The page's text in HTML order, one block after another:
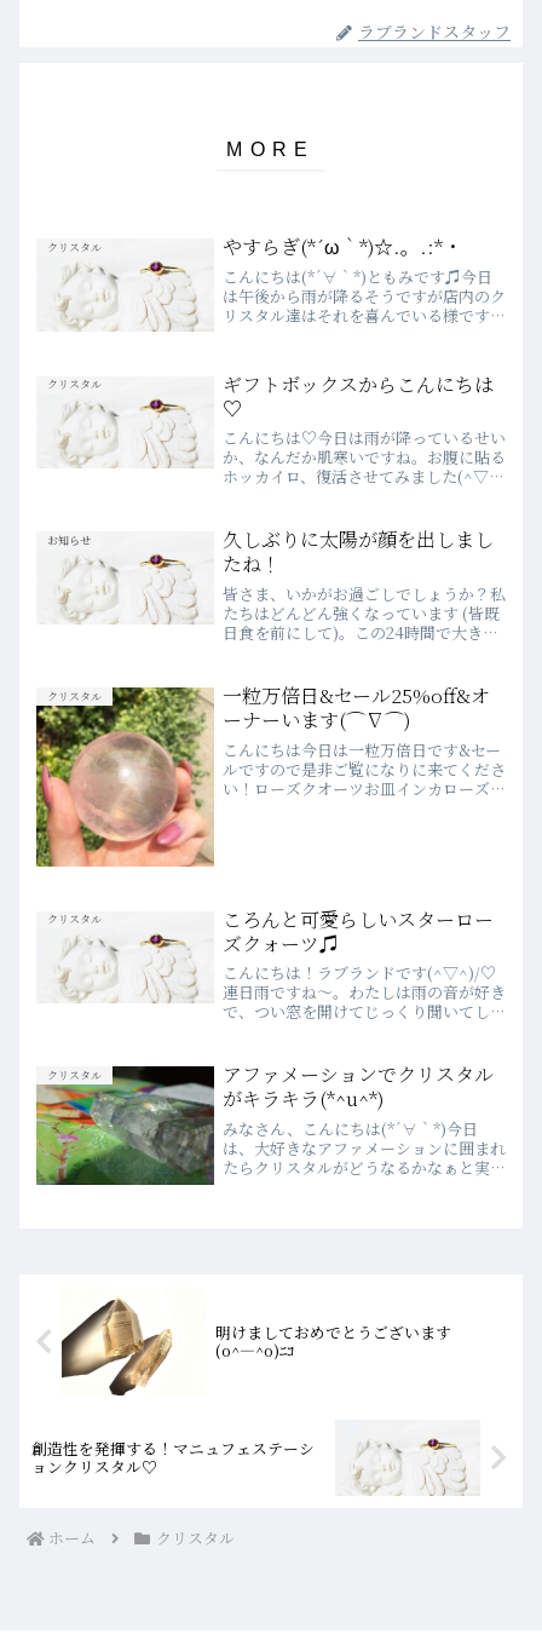
ラブランドスタッフ
クリスタル やすらぎ(*´ω｀*)☆.。.:*・
こんにちは(*´∀｀*)ともみです♫今日
は午後から雨が降るそうですが店内のク
リスタル達はそれを喜んでいる様ですﾟ
とも落ち着いた感じ。 とっても安らぎ
ますよ♡深...
クリスタル
ギフトボックスからこんにちは
♡
こんにちは♡今日は雨が降っているせい
か、なんだか肌寒いですね。お腹に貼る
ホッカイロ、復活させてみました(^▽^)
い♡ポーセラーツで作ったティファニー
ブルーのギフトボック...
お知らせ
久しぶりに太陽が顔を出しまし
たね！
皆さま、いかがお過ごしでしょうか？私
たちはどんどん強くなっています (皆既
日食を前にして)。この24時間で大きく
をしっかりと見ることができるようにな
ったのではないでしょ...
クリスタル
一粒万倍日&セール25%off&オ
ーナーいます(⌒∇⌒)
こんにちは今日は一粒万倍日です&セー
ルですので是非ご覧になりに来てくださ
い！ローズクオーツお皿インカローズル
クリスタル
ころんと可愛らしいスターロー
ズクォーツ♫
こんにちは！ラブランドです(^▽^)/♡
連日雨ですね～。わたしは雨の音が好き
で、つい窓を開けてじっくり聞いてしま
うです。さて今日は、先日入荷した新し
いクリスタルの中から...
クリスタル
アファメーションでクリスタル
がキラキラ(*^u^*)
みなさん、こんにちは(*´∀｀*)今日
は、大好きなアファメーションに囲まれ
たらクリスタルがどうなるかなぁと実験
明けましておめでとうございます
(o^―^o)ﾆｺ
創造性を発揮する！マニュフェステーシ
ョンクリスタル♡
ホーム クリスタル